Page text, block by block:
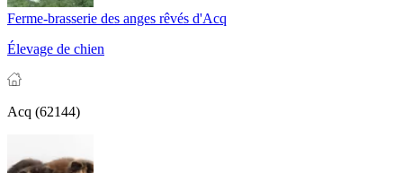
Ferme-brasserie des anges rêvés d'Acq
Élevage de chien
Acq (62144)